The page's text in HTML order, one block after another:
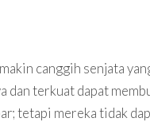
canggih senjata
dan terkuat dapat
tetapi mereka tidak